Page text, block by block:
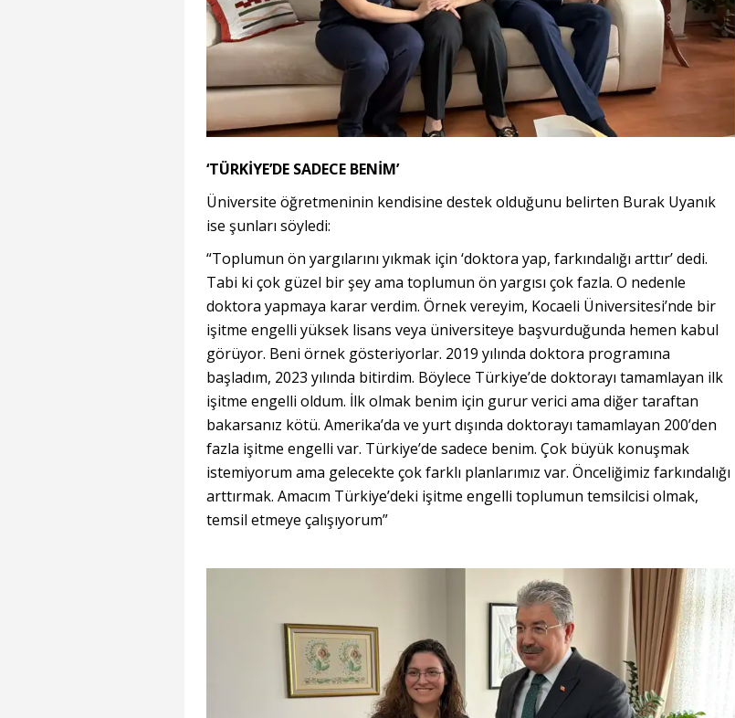
‘TÜRKİYE’DE SADECE BENİM’
Üniversite öğretmeninin kendisine destek olduğunu belirten Burak Uyanık
ise şunları söyledi:
“Toplumun ön yargılarını yıkmak için ‘doktora yap, farkındalığı arttır’ dedi.
Tabi ki çok güzel bir şey ama toplumun ön yargısı çok fazla. O nedenle
doktora yapmaya karar verdim. Örnek vereyim, Kocaeli Üniversitesi’nde bir
işitme engelli yüksek lisans veya üniversiteye başvurduğunda hemen kabul
görüyor. Beni örnek gösteriyorlar. 2019 yılında doktora programına
başladım, 2023 yılında bitirdim. Böylece Türkiye’de doktorayı tamamlayan ilk
işitme engelli oldum. İlk olmak benim için gurur verici ama diğer taraftan
bakarsanız kötü. Amerika’da ve yurt dışında doktorayı tamamlayan 200’den
fazla işitme engelli var. Türkiye’de sadece benim. Çok büyük konuşmak
istemiyorum ama gelecekte çok farklı planlarımız var. Önceliğimiz farkındalığı
arttırmak. Amacım Türkiye’deki işitme engelli toplumun temsilcisi olmak,
temsil etmeye çalışıyorum”